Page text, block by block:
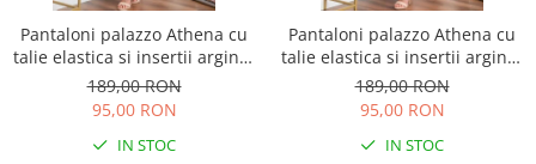
Pantaloni palazzo Athena cu
talie elastica si insertii argintii
- Roz pudrat
189,00 RON
95,00 RON
IN STOC
Pantaloni palazzo Athena cu
talie elastica si insertii argintii
- Lila
189,00 RON
95,00 RON
IN STOC